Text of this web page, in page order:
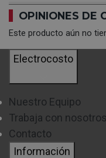
OPINIONES DE
Este producto aún no
Electrocosto
Nuestro Equipo
Trabaja con nosotros
Contacto
Información